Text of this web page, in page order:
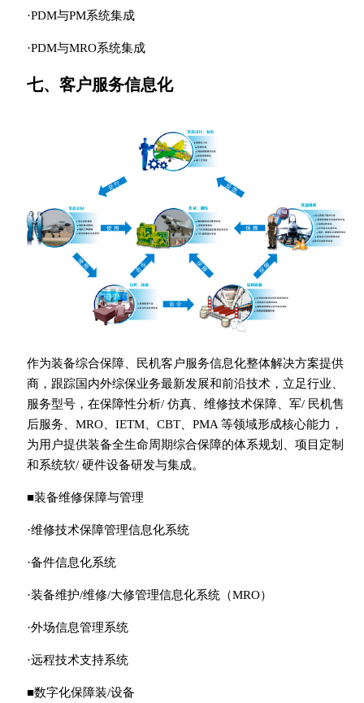
·PDM与PM系统集成
·PDM与MRO系统集成
七、客户服务信息化
作为装备综合保障、民机客户服务信息化整体解决方案提供
商，跟踪国内外综保业务最新发展和前沿技术，立足行业、
服务型号，在保障性分析/ 仿真、维修技术保障、军/ 民机售
后服务、MRO、IETM、CBT、PMA 等领域形成核心能力，
为用户提供装备全生命周期综合保障的体系规划、项目定制
和系统软/ 硬件设备研发与集成。
■装备维修保障与管理
·维修技术保障管理信息化系统
·备件信息化系统
·装备维护/维修/大修管理信息化系统（MRO）
·外场信息管理系统
·远程技术支持系统
■数字化保障装/设备